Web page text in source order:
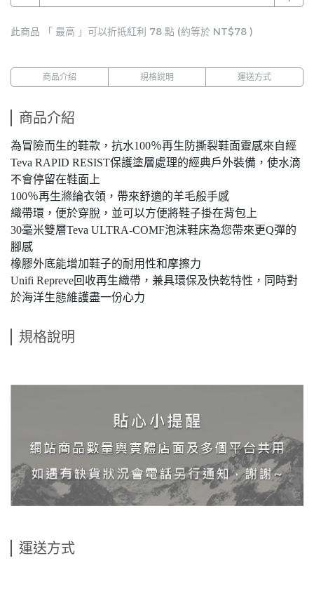
此商品 「 最高 」可以折抵紅利 78 點 (約等於 NT$78 )
商品介紹 規格說明 運送方式
商品介紹
為冒險而生的鞋款，抗水100％再生防撕裂鞋面靈感來自經
Teva RAPID RESIST保護塗層處理的經典戶外裝備，使水滴
不會停留在鞋面上
100％再生滌綸衣領，帶來舒適的羊毛般手感
織帶環，便於穿脫，並可以方便將鞋子掛在背包上
30毫米雙層Teva ULTRA-COMF泡沫鞋床為您帶來更Q彈的
腳感
橡膠外底能增加鞋子的耐用性和摩擦力
Unifi Repreve回收再生織帶，兼具環保及快乾特性，同時對
於海洋生態維護盡一份心力
規格說明
運送方式